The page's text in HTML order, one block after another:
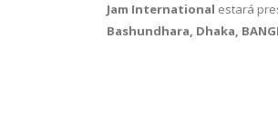
Jam International estará
Bashundhara, Dhaka,